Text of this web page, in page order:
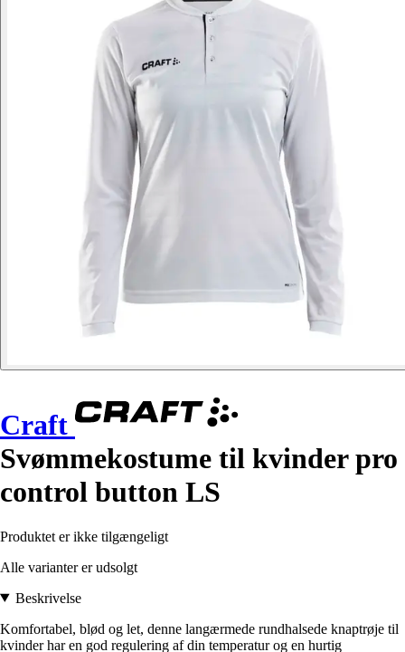
Craft
Svømmekostume til kvinder pro
control button LS
Produktet er ikke tilgængeligt
Alle varianter er udsolgt
Beskrivelse
Komfortabel, blød og let, denne langærmede rundhalsede knaptrøje til
kvinder har en god regulering af din temperatur og en hurtig